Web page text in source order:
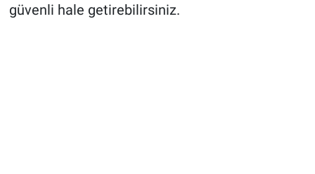
güvenli hale getirebilirsiniz.